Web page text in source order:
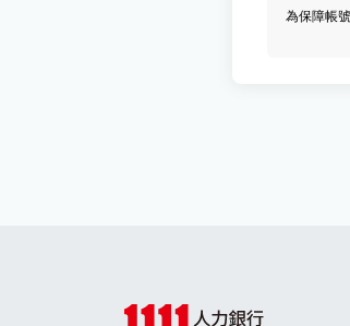
為保障帳